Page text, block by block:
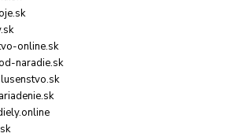
online.sk
naradie.sk